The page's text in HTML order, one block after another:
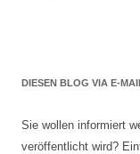
DIESEN BLOG VIA E-
Sie wollen informiert
veröffentlicht wird?